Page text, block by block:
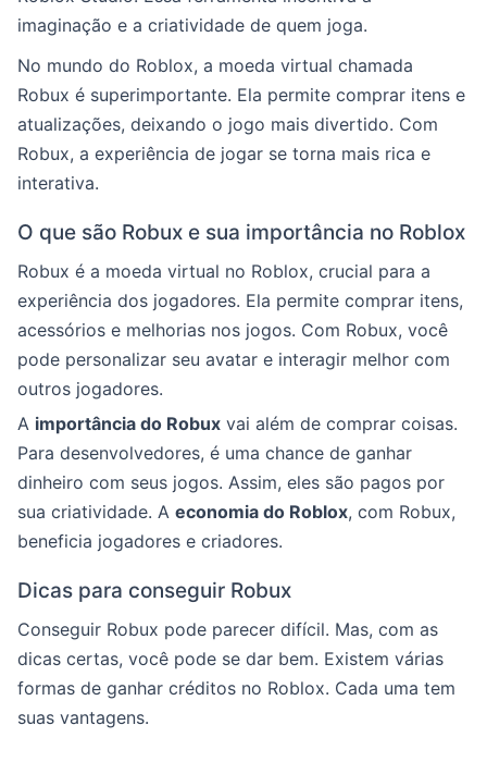
imaginação e a criatividade de quem joga.
No mundo do Roblox, a moeda virtual chamada
Robux é superimportante. Ela permite comprar itens e
atualizações, deixando o jogo mais divertido. Com
Robux, a experiência de jogar se torna mais rica e
interativa.
O que são Robux e sua importância no Roblox
Robux é a moeda virtual no Roblox, crucial para a
experiência dos jogadores. Ela permite comprar itens,
acessórios e melhorias nos jogos. Com Robux, você
pode personalizar seu avatar e interagir melhor com
outros jogadores.
A importância do Robux vai além de comprar coisas.
Para desenvolvedores, é uma chance de ganhar
dinheiro com seus jogos. Assim, eles são pagos por
sua criatividade. A economia do Roblox, com Robux,
beneficia jogadores e criadores.
Dicas para conseguir Robux
Conseguir Robux pode parecer difícil. Mas, com as
dicas certas, você pode se dar bem. Existem várias
formas de ganhar créditos no Roblox. Cada uma tem
suas vantagens.